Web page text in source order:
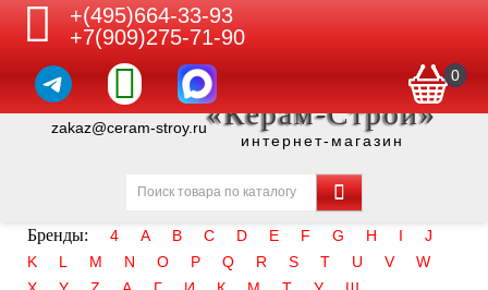
+(495)664-33-93
+7(909)275-71-90
0
zakaz@ceram-stroy.ru«Керам-Строй»
интернет-магазин
Бренды: 4 A B C D E F G H I
J
K
L M N O P Q R S T U V
W